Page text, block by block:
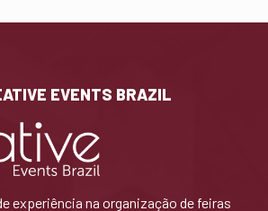
EVENTS BRAZIL
experiência na organização de feiras